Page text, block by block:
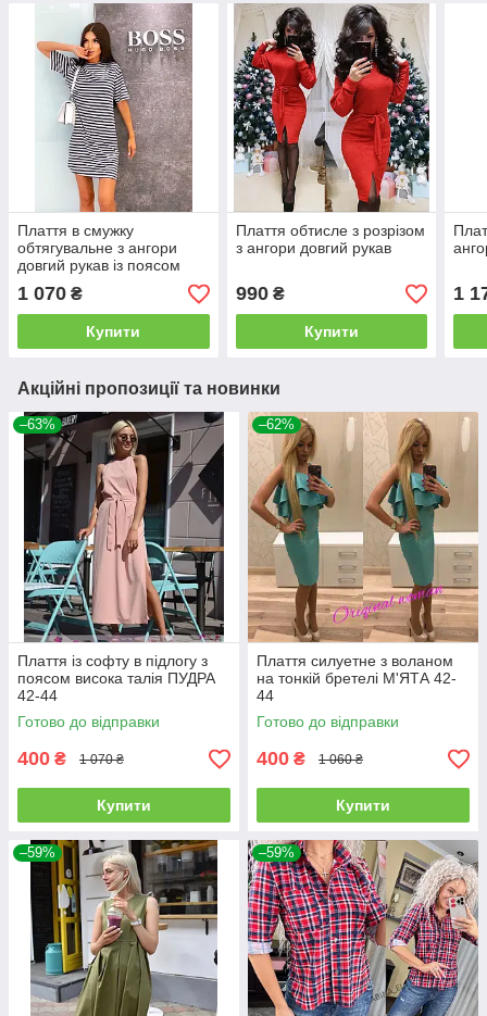
Плаття в смужку
обтягувальне з ангори
довгий рукав із поясом
1 070 ₴
Купити
Плаття обтисле з розрізом
з ангори довгий рукав
990₴
Купити
1
Акційні пропозиції та новинки
–63%
Плаття із софту в підлогу з
поясом висока талія ПУДРА
42-44
Готово до відправки
400 ₴ 1 070 ₴
Купити
–62%
Плаття силуетне з воланом
на тонкій бретелі М'ЯТА 42-
44
Готово до відправки
400 ₴ 1 060 ₴
Купити
–59% –59%